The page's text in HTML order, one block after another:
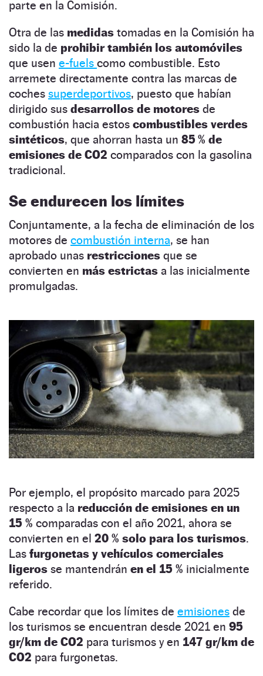
parte en la Comisión.
Otra de las medidas tomadas en la Comisión ha
sido la de prohibir también los automóviles
que usen e-fuels como combustible. Esto
arremete directamente contra las marcas de
coches superdeportivos, puesto que habían
dirigido sus desarrollos de motores de
combustión hacia estos combustibles verdes
sintéticos, que ahorran hasta un 85 % de
emisiones de CO2 comparados con la gasolina
tradicional.
Se endurecen los límites
Conjuntamente, a la fecha de eliminación de los
motores de combustión interna, se han
aprobado unas restricciones que se
convierten en más estrictas a las inicialmente
promulgadas.
Por ejemplo, el propósito marcado para 2025
respecto a la reducción de emisiones en un
15 % comparadas con el año 2021, ahora se
convierten en el 20 % solo para los turismos.
Las furgonetas y vehículos comerciales
ligeros se mantendrán en el 15 % inicialmente
referido.
Cabe recordar que los límites de emisiones de
los turismos se encuentran desde 2021 en 95
gr/km de CO2 para turismos y en 147 gr/km de
CO2 para furgonetas.